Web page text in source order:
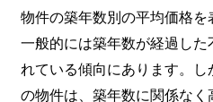
物件の築年数別の平均価格を
一般的には築年数が経過し
れている傾向にあります。
の物件は、築年数に関係な